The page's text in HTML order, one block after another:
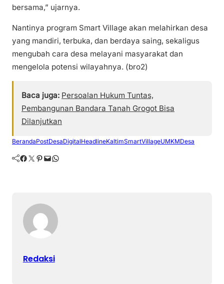
bersama,” ujarnya.
Nantinya program Smart Village akan melahirkan desa
yang mandiri, terbuka, dan berdaya saing, sekaligus
mengubah cara desa melayani masyarakat dan
mengelola potensi wilayahnya. (bro2)
Baca juga: Persoalan Hukum Tuntas,
Pembangunan Bandara Tanah Grogot Bisa
Dilanjutkan
BerandaPostDesaDigitalHeadlineKaltimSmartVillageUMKMDesa
Facebook Twitter Pinterest Mail WhatsApp
Redaksi